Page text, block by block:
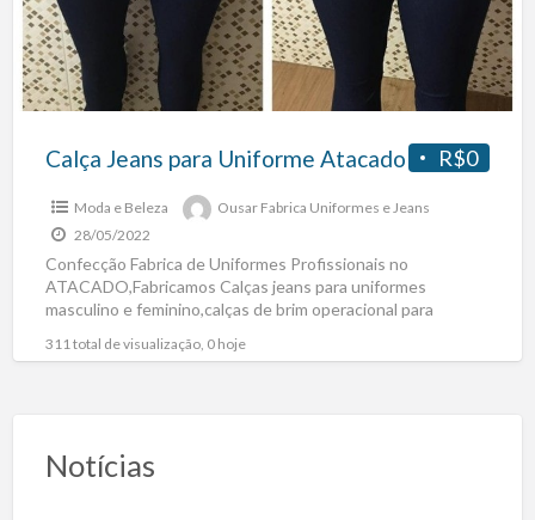
R$0
Calça Jeans para Uniforme Atacado
Moda e Beleza
Ousar Fabrica Uniformes e Jeans
28/05/2022
Confecção Fabrica de Uniformes Profissionais no
ATACADO,Fabricamos Calças jeans para uniformes
masculino e feminino,calças de brim operacional para
uniformes,camisas[…]
311 total de visualização, 0 hoje
Notícias